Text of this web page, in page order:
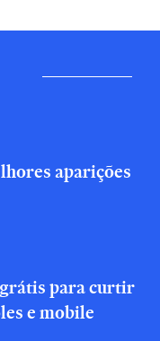
aparições
para curtir
e mobile